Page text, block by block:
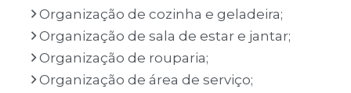
Organização de cozinha e geladeira;
Organização de sala de estar e jantar;
Organização de rouparia;
Organização de área de serviço;